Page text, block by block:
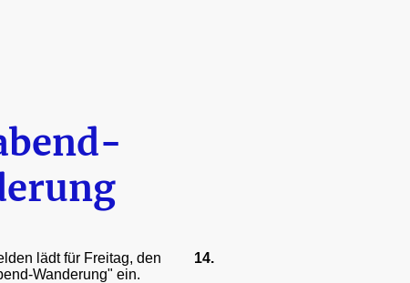
lädt für Freitag, den 14.
Wanderung" ein.